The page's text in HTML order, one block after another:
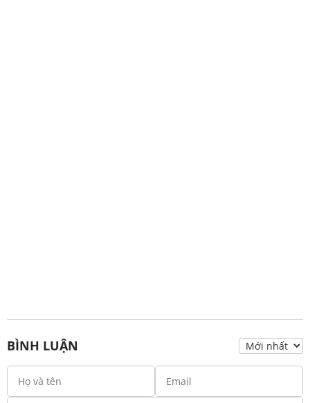
BÌNH LUẬN